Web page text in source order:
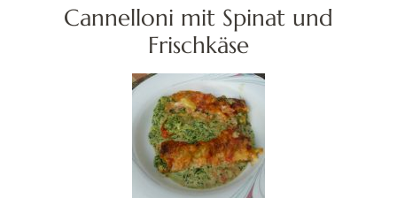
Cannelloni mit Spinat und
Frischkäse